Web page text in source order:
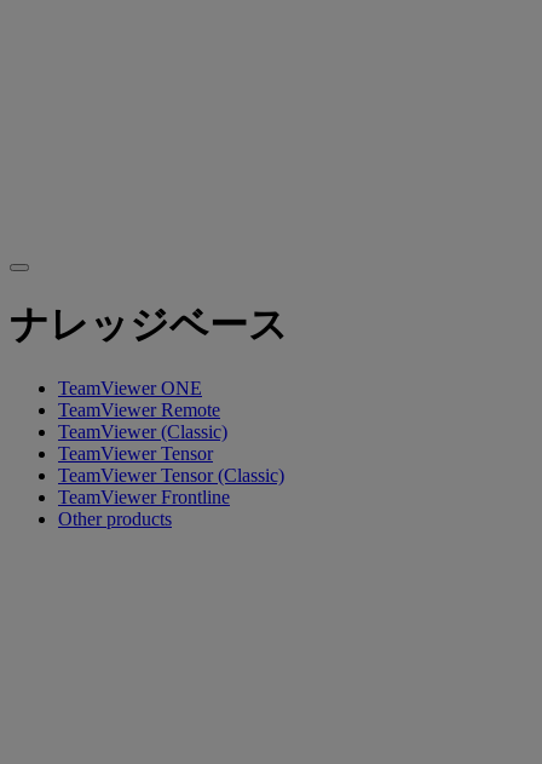
ナレッジベース
TeamViewer ONE
TeamViewer Remote
TeamViewer (Classic)
TeamViewer Tensor
TeamViewer Tensor (Classic)
TeamViewer Frontline
Other products